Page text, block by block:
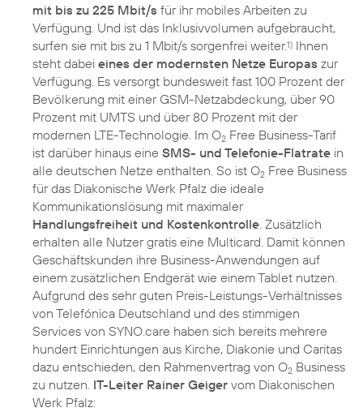
mit bis zu 225 Mbit/s für ihr mobiles Arbeiten zu
Verfügung. Und ist das Inklusivvolumen aufgebraucht,
surfen sie mit bis zu 1 Mbit/s sorgenfrei weiter.1) Ihnen
steht dabei eines der modernsten Netze Europas zur
Verfügung. Es versorgt bundesweit fast 100 Prozent der
Bevölkerung mit einer GSM-Netzabdeckung, über 90
Prozent mit UMTS und über 80 Prozent mit der
modernen LTE-Technologie. Im O2 Free Business-Tarif
ist darüber hinaus eine SMS- und Telefonie-Flatrate in
alle deutschen Netze enthalten. So ist O2 Free Business
für das Diakonische Werk Pfalz die ideale
Kommunikationslösung mit maximaler
Handlungsfreiheit und Kostenkontrolle. Zusätzlich
erhalten alle Nutzer gratis eine Multicard. Damit können
Geschäftskunden ihre Business-Anwendungen auf
einem zusätzlichen Endgerät wie einem Tablet nutzen.
Aufgrund des sehr guten Preis-Leistungs-Verhältnisses
von Telefónica Deutschland und des stimmigen
Services von SYNO.care haben sich bereits mehrere
hundert Einrichtungen aus Kirche, Diakonie und Caritas
dazu entschieden, den Rahmenvertrag von O2 Business
zu nutzen. IT-Leiter Rainer Geiger vom Diakonischen
Werk Pfalz: